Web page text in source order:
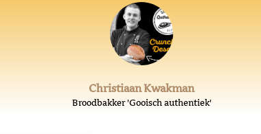
Christiaan Kwakman
Broodbakker 'Gooisch authentiek'